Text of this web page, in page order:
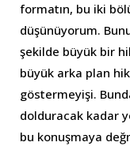
formatın, bu iki
düşünüyorum.
şekilde büyük bir
büyük arka plan
göstermeyişi.
dolduracak kadar
bu konuşmaya